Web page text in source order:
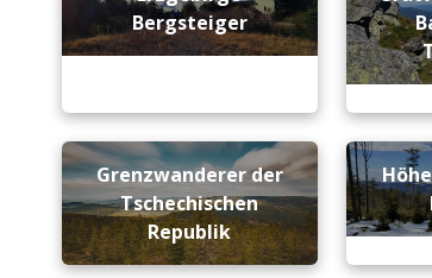
Bergsteiger
Grenzwanderer der
Tschechischen
Republik